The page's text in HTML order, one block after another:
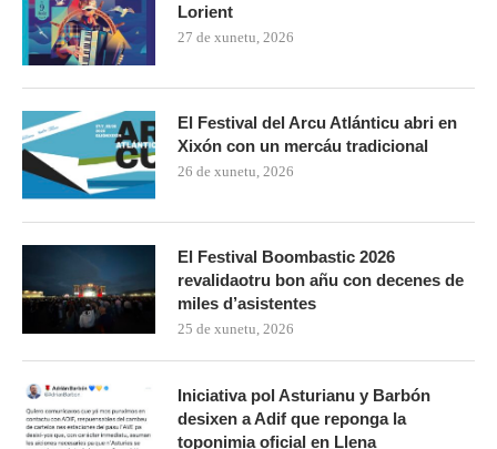
Lorient
27 de xunetu, 2026
El Festival del Arcu Atlánticu abri en
Xixón con un mercáu tradicional
26 de xunetu, 2026
El Festival Boombastic 2026
revalidaotru bon añu con decenes de
miles d’asistentes
25 de xunetu, 2026
Iniciativa pol Asturianu y Barbón
desixen a Adif que reponga la
toponimia oficial en Ḷḷena